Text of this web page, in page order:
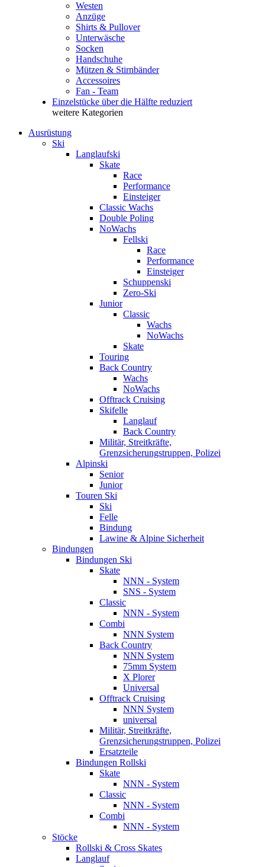
Westen
Anzüge
Shirts & Pullover
Unterwäsche
Socken
Handschuhe
Mützen & Stirnbänder
Accessoires
Fan - Team
Einzelstücke über die Hälfte reduziert
weitere Kategorien
Ausrüstung
Ski
Langlaufski
Skate
Race
Performance
Einsteiger
Classic Wachs
Double Poling
NoWachs
Fellski
Race
Performance
Einsteiger
Schuppenski
Zero-Ski
Junior
Classic
Wachs
NoWachs
Skate
Touring
Back Country
Wachs
NoWachs
Offtrack Cruising
Skifelle
Langlauf
Back Country
Militär, Streitkräfte,
Grenzsicherungstruppen, Polizei
Alpinski
Senior
Junior
Touren Ski
Ski
Felle
Bindung
Lawine & Alpine Sicherheit
Bindungen
Bindungen Ski
Skate
NNN - System
SNS - System
Classic
NNN - System
Combi
NNN System
Back Country
NNN System
75mm System
X Plorer
Universal
Offtrack Cruising
NNN System
universal
Militär, Streitkräfte,
Grenzsicherungstruppen, Polizei
Ersatzteile
Bindungen Rollski
Skate
NNN - System
Classic
NNN - System
Combi
NNN - System
Stöcke
Rollski & Cross Skates
Langlauf